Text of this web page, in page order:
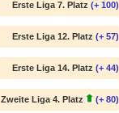
Erste Liga 7. Platz (+ 100)
Erste Liga 12. Platz (+ 57)
Erste Liga 14. Platz (+ 44)
Zweite Liga 4. Platz (+ 80)